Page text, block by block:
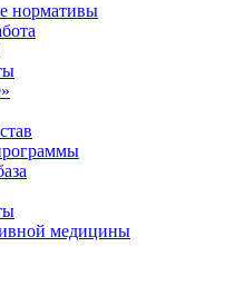
нормативы
медицины